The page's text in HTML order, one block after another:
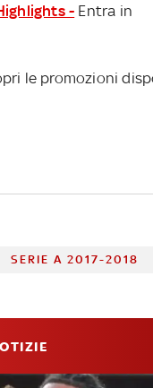
- Entra in
le promozioni
SERIE A 2017-2018